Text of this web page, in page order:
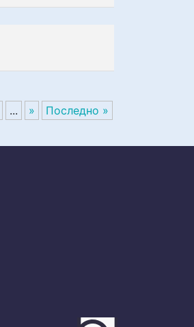
... » Последно »